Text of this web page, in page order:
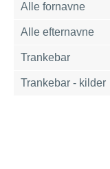
Alle fornavne
Alle efternavne
Trankebar
Trankebar - kilder